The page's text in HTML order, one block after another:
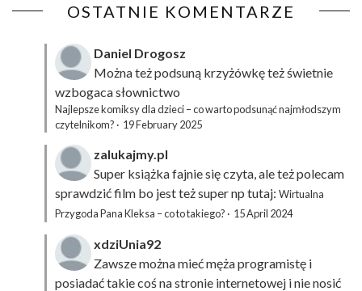
OSTATNIE KOMENTARZE
Daniel Drogosz
Można też podsuną krzyżówkęteż świetnie
wzbogaca słownictwo
Najlepsze komiksy dla dzieci – co warto podsunąć najmłodszym
czytelnikom? · 19 February 2025
zalukajmy.pl
Super książka fajnie się czyta, ale też polecam
sprawdzić film bo jest też super np tutaj: Wirtualna
Przygoda Pana Kleksa – co to takiego? · 15 April 2024
xdziUnia92
Zawsze można mieć męża programistę i
posiadać takie coś na stronie internetowej i nie nosić